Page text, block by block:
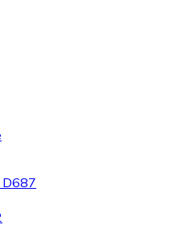
bancario
D687